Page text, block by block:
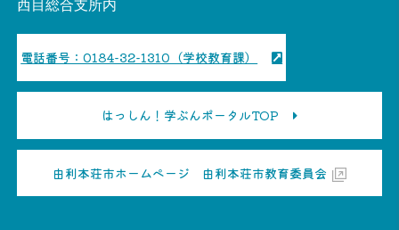
西目総合支所内
電話番号：0184-32-1310（学校教育課）
はっしん！学ぶんポータルTOP
由利本荘市ホームページ 由利本荘市教育委員会